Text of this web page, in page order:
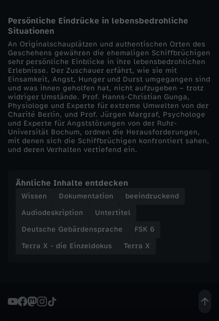
n
-
d
r
e
i
r
a
m
t
Persönliche Eindrücke in lebensbedrohliche
Situationen
An Originalschauplätzen und authentischen Orten des
Geschehens gewähren die ehemaligen Schiffbrüchigen
sehr persönliche Einblicke in ihre lebensbedrohlichen
Erlebnisse. Der Zuschauer erfährt, wie sie mit
Einsamkeit, Angst, Hunger und Durst umgegangen sind
und was ihnen geholfen hat, nicht aufzugeben – trotz
widriger Umstände. Prof. Hanns-Christian Gunga,
Physiologe und Experte für extreme Umwelten von der
Charité Berlin, und Prof. Jürgen Margraf, Psychologe
und Experte für Angststörungen von der Ruhr-
Universität Bochum, ordnen die Herausforderungen,
mit denen sich die Schiffbrüchigen konfrontiert sahen,
und deren Verhalten vertiefend ein.
Ähnliche Inhalte entdecken
Wissen Dokumentation
beeindruckend
Audiodeskription
Untertitel
Deutsche Gebärdensprache
FSK 6
Terra X - die Einzeldokus
Terra X